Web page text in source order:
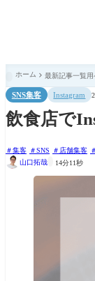
ホーム 最新記事一覧用
SNS集客 Instagram
飲食店で
集客 SNS 店舗集客
山口拓哉
14分11秒